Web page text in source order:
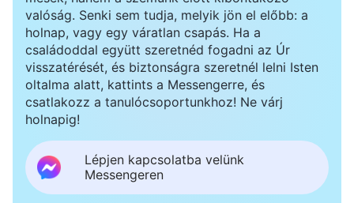
valóság. Senki sem tudja, melyik jön el előbb: a
holnap, vagy egy váratlan csapás. Ha a
családoddal együtt szeretnéd fogadni az Úr
visszatérését, és biztonságra szeretnél lelni Isten
oltalma alatt, kattints a Messengerre, és
csatlakozz a tanulócsoportunkhoz! Ne várj
holnapig!
Lépjen kapcsolatba velünk
Messengeren